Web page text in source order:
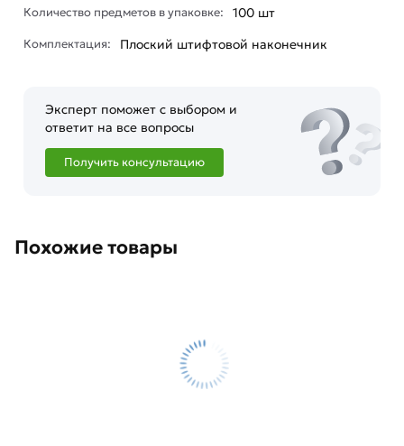
Количество предметов в упаковке: 100 шт
Комплектация: Плоский штифтовой наконечник
Эксперт поможет с выбором и
ответит на все вопросы
Получить консультацию
Похожие товары